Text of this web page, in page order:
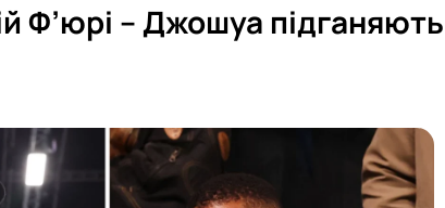
Ф’юрі – Джошуа підганяють